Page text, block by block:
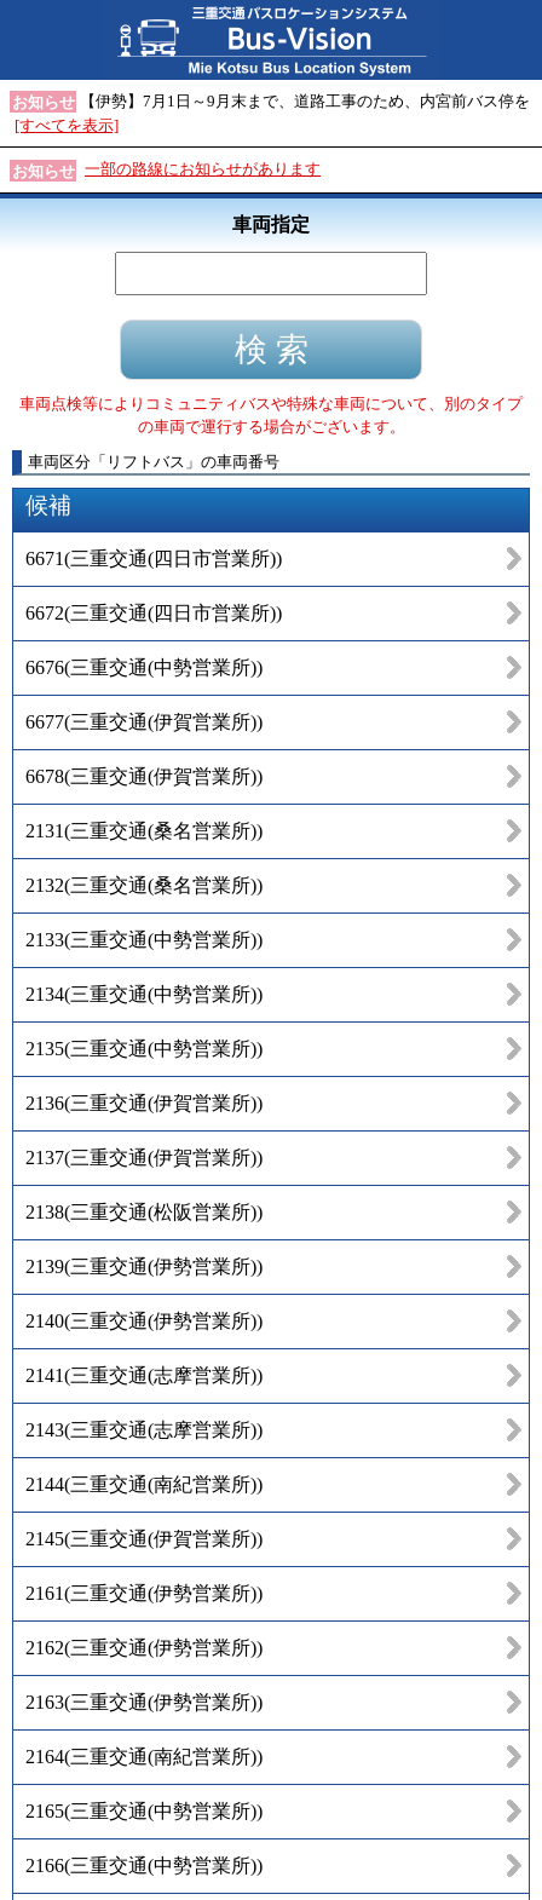
お知らせ
【伊勢】7月1日～9月末まで、道路工事のため、内宮前バス停を
[すべてを表示]
お知らせ 一部の路線にお知らせがあります
車両指定
車両点検等によりコミュニティバスや特殊な車両について、別のタイプ
の車両で運行する場合がございます。
車両区分 「 リフトバス 」 の車両番号
候補
6671(三重交通(四日市営業所))
6672(三重交通(四日市営業所))
6676(三重交通(中勢営業所))
6677(三重交通(伊賀営業所))
6678(三重交通(伊賀営業所))
2131(三重交通(桑名営業所))
2132(三重交通(桑名営業所))
2133(三重交通(中勢営業所))
2134(三重交通(中勢営業所))
2135(三重交通(中勢営業所))
2136(三重交通(伊賀営業所))
2137(三重交通(伊賀営業所))
2138(三重交通(松阪営業所))
2139(三重交通(伊勢営業所))
2140(三重交通(伊勢営業所))
2141(三重交通(志摩営業所))
2143(三重交通(志摩営業所))
2144(三重交通(南紀営業所))
2145(三重交通(伊賀営業所))
2161(三重交通(伊勢営業所))
2162(三重交通(伊勢営業所))
2163(三重交通(伊勢営業所))
2164(三重交通(南紀営業所))
2165(三重交通(中勢営業所))
2166(三重交通(中勢営業所))